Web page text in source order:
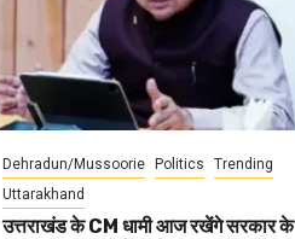
Dehradun/Mussoorie Politics
Trending
Uttarakhand
उत्तराखंड के CM धामी आज रखेंगे सरकार के